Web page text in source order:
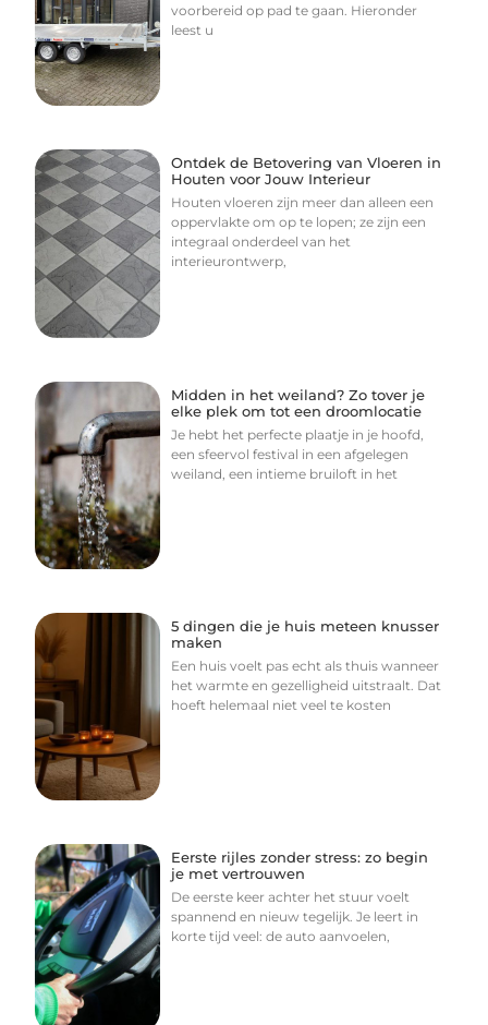
voorbereid op pad te gaan. Hieronder
leest u
Ontdek de Betovering van Vloeren in
Houten voor Jouw Interieur
Houten vloeren zijn meer dan alleen een
oppervlakte om op te lopen; ze zijn een
integraal onderdeel van het
interieurontwerp,
Midden in het weiland? Zo tover je
elke plek om tot een droomlocatie
Je hebt het perfecte plaatje in je hoofd,
een sfeervol festival in een afgelegen
weiland, een intieme bruiloft in het
5 dingen die je huis meteen knusser
maken
Een huis voelt pas echt als thuis wanneer
het warmte en gezelligheid uitstraalt. Dat
hoeft helemaal niet veel te kosten
Eerste rijles zonder stress: zo begin
je met vertrouwen
De eerste keer achter het stuur voelt
spannend en nieuw tegelijk. Je leert in
korte tijd veel: de auto aanvoelen,